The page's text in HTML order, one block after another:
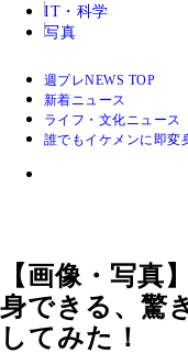
IT・科学
写真
週プレNEWS TOP
新着ニュース
ライフ・文化ニュース
誰でもイケメンに即変
【画像・写真
身できる、驚
してみた！